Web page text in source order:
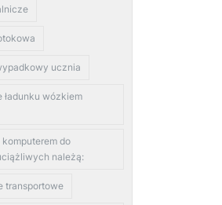
ucznia
ładunku wózkiem
do
należą:
transportowe